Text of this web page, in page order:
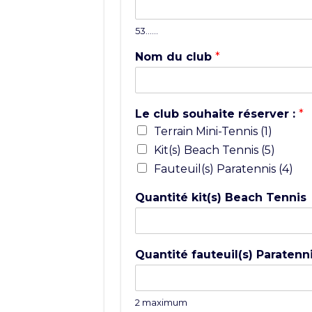
53……
Nom du club *
Le club souhaite réserver : *
Terrain Mini-Tennis (1)
Kit(s) Beach Tennis (5)
Fauteuil(s) Paratennis (4)
Quantité kit(s) Beach Tennis
Quantité fauteuil(s)
2 maximum